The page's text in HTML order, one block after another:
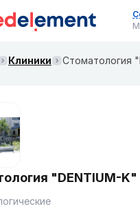
Клиники Стоматология
"DENTIUM-K"